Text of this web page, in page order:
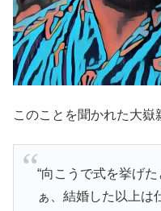
このことを聞かれた大嶽
“向こうで式を挙げ
ぁ、結婚した以上は